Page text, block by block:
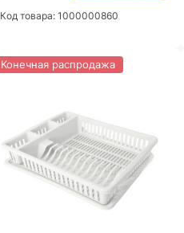
Код товара: 1000000860
Конечная распродажа